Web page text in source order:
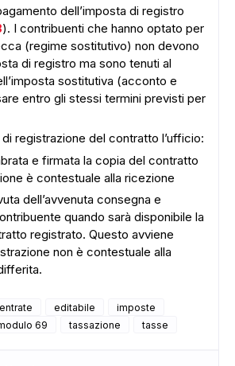
dell’imposta di registro
). I contribuenti che hanno optato per
(regime sostitutivo) non devono
di registro ma sono tenuti al
sostitutiva (acconto e
entro gli stessi termini previsti per
registrazione del contratto l’ufficio:
e firmata la copia del contratto
è contestuale alla ricezione
dell’avvenuta consegna e
quando sarà disponibile la
registrato. Questo avviene
non è contestuale alla
editabile
imposte
69 tassazione tasse